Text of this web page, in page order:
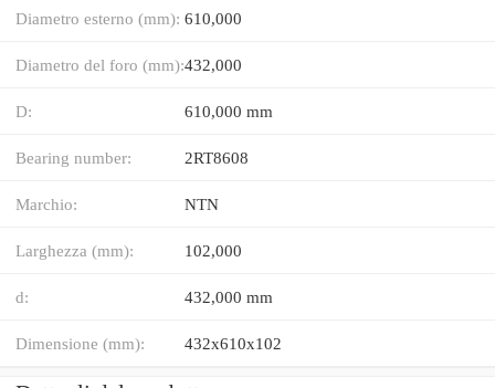
Diametro esterno (mm): 610,000
Diametro del foro (mm):432,000
D: 610,000 mm
Bearing number: 2RT8608
Marchio: NTN
Larghezza (mm): 102,000
d: 432,000 mm
Dimensione (mm): 432x610x102